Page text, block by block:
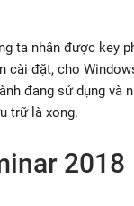
ta nhận được key
cài đặt, cho
đang sử dụng và
trữ là xong.
2018